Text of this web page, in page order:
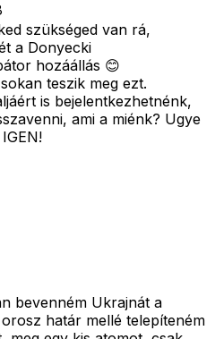
szükséged van rá,
a Donyecki
hozáállás 😊
teszik meg ezt.
is bejelentkezhetnénk,
ami a miénk? Ugye
bevenném Ukrajnát a
határ mellé telepíteném